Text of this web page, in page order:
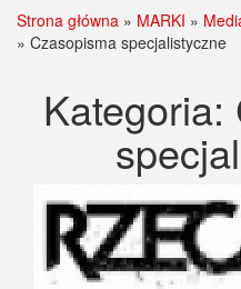
Strona główna » MARKI »
» Czasopisma specjalistyczne
Kategoria: